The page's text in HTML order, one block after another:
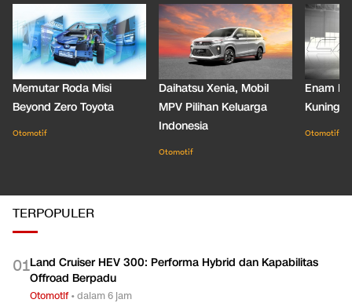
Memutar Roda Misi
Beyond Zero Toyota
Otomotif
Daihatsu Xenia, Mobil
MPV Pilihan Keluarga
Indonesia
Otomotif
Enam
Kuning
Otomotif
TERPOPULER
01Land Cruiser HEV 300: Performa Hybrid dan Kapabilitas
Offroad Berpadu
Otomotif•dalam 6 jam